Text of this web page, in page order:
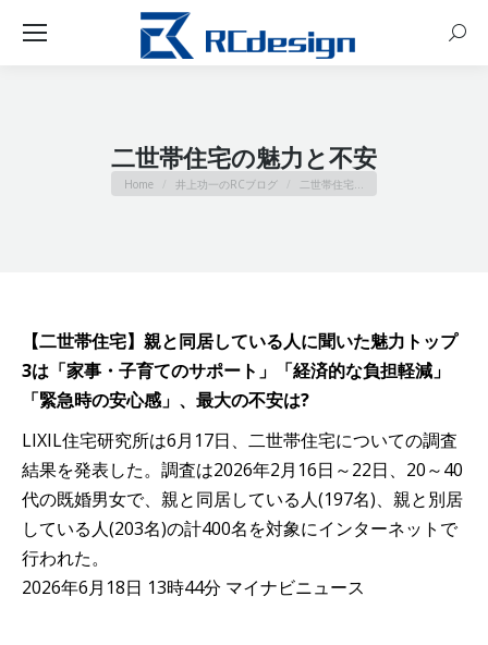
二世帯住宅の魅力と不安
You are here:
Home 井上功一のRCブログ 二世帯住宅…
【二世帯住宅】親と同居している人に聞いた魅力トップ
3は「家事・子育てのサポート」「経済的な負担軽減」
「緊急時の安心感」、最大の不安は?
LIXIL住宅研究所は6月17日、二世帯住宅についての調査
結果を発表した。調査は2026年2月16日～22日、20～40
代の既婚男女で、親と同居している人(197名)、親と別居
している人(203名)の計400名を対象にインターネットで
行われた。
2026年6月18日 13時44分 マイナビニュース